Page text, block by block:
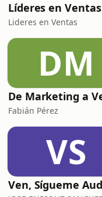
Líderes en Ventas
Lideres en Ventas
DM
Fabián Pérez
VS